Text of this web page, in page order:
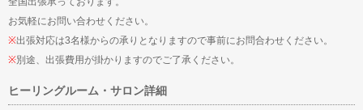
お気軽にお問い合わせください。
※出張対応は3名様からの承りとなりますので事前にお問合わせください。
※別途、出張費用が掛かりますのでご了承ください。
ヒーリングルーム・サロン詳細